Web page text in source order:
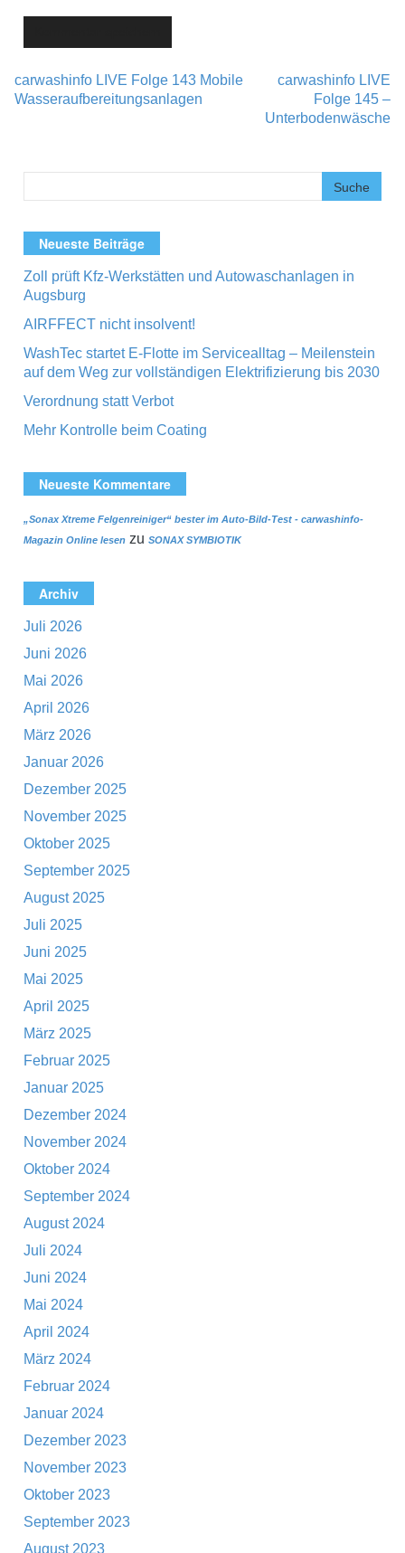
Post navigation
carwashinfo LIVE Folge 143 Mobile
Wasseraufbereitungsanlagen
carwashinfo LIVE
Folge 145 –
Unterbodenwäsche
Neueste Beiträge
Zoll prüft Kfz-Werkstätten und Autowaschanlagen in
Augsburg
AIRFFECT nicht insolvent!
WashTec startet E-Flotte im Servicealltag – Meilenstein
auf dem Weg zur vollständigen Elektrifizierung bis 2030
Verordnung statt Verbot
Mehr Kontrolle beim Coating
Neueste Kommentare
„Sonax Xtreme Felgenreiniger“ bester im Auto-Bild-Test - carwashinfo-
Magazin Online lesen zu SONAX SYMBIOTIK
Archiv
Juli 2026
Juni 2026
Mai 2026
April 2026
März 2026
Januar 2026
Dezember 2025
November 2025
Oktober 2025
September 2025
August 2025
Juli 2025
Juni 2025
Mai 2025
April 2025
März 2025
Februar 2025
Januar 2025
Dezember 2024
November 2024
Oktober 2024
September 2024
August 2024
Juli 2024
Juni 2024
Mai 2024
April 2024
März 2024
Februar 2024
Januar 2024
Dezember 2023
November 2023
Oktober 2023
September 2023
August 2023